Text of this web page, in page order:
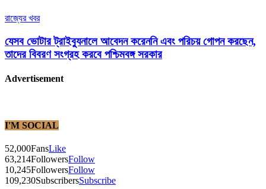
রাজ্যের খবর
যেসব ভোটার ট্রাইব্যুনালে আবেদন করেননি এবং পরিচয় গোপন করছেন,
তাদের বিবরণ সংগ্রহ করবে পশ্চিমবঙ্গ সরকার
Advertisement
I'M SOCIAL
52,000FansLike
63,214FollowersFollow
10,245FollowersFollow
109,230SubscribersSubscribe